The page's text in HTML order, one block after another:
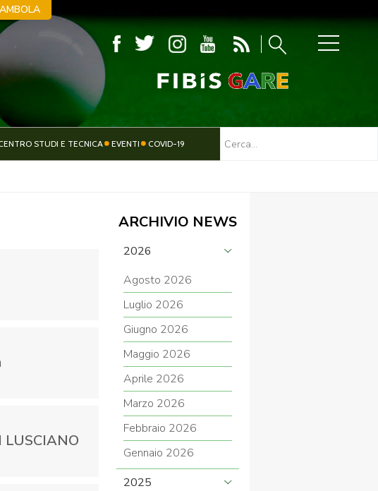
COVID-19
CARAMBOLA
STUDI E TECNICA EVENTI COVID-19
ARCHIVIO NEWS
2026
Agosto 2026
Luglio 2026
Giugno 2026
Maggio 2026
Aprile 2026
Marzo 2026
Febbraio 2026
Gennaio 2026
2025